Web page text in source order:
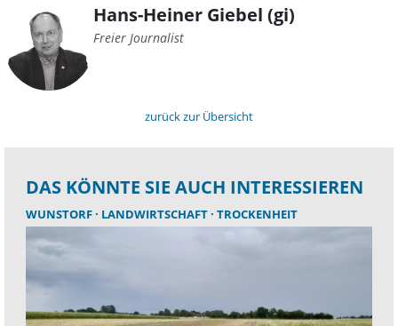
Hans-Heiner Giebel (gi)
Freier Journalist
zurück zur Übersicht
DAS KÖNNTE SIE AUCH INTERESSIEREN
WUNSTORF LANDWIRTSCHAFT TROCKENHEIT